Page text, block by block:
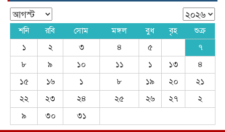
শনি রবি সোম মঙ্গল বুধ বৃহ
শুক্র
১
২ ৩ ৪ ৫
৭
৮
৯ ১০ ১১ ১ ১৩
৪
১৫
১৬ ১ ৮ ১৯ ২০
২১
২২
২৩ ২৪ ২৫ ২৬ ২৭
২
৯
৩০ ৩১